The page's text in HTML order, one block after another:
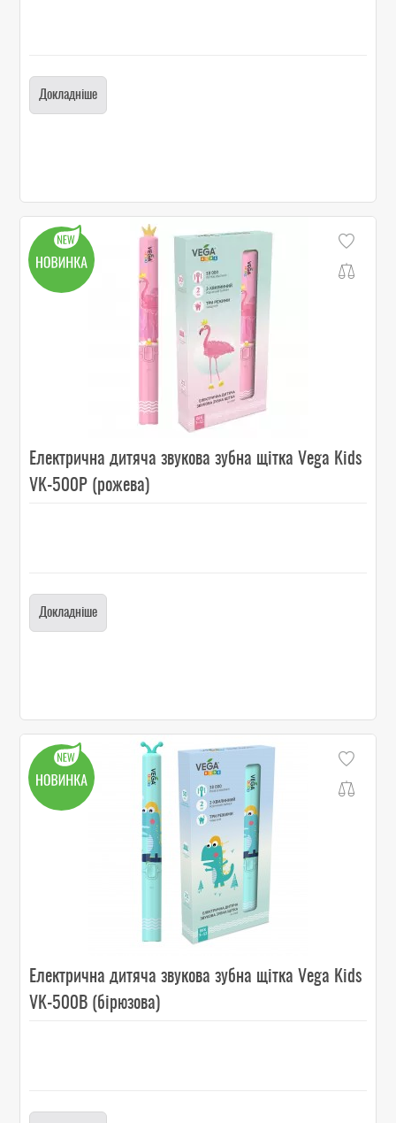
Докладніше
Електрична дитяча звукова зубна щітка Vega Kids
VK-500P (рожева)
Докладніше
Електрична дитяча звукова зубна щітка Vega Kids
VK-500B (бірюзова)